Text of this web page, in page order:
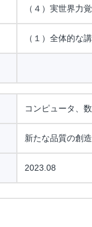
（４）実世界力
（１）全体的な
コンピュータ、
新たな品質の創
2023.08